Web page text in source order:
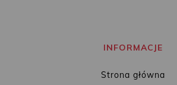
INFORMACJE
Strona główna